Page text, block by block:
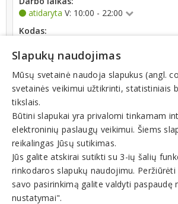
atidaryta V: 10:00 - 22:00
Kodas:
Registracijos data:
2011-03-18
Apyvarta:
0 € (2021 m.)
Veiklos sritys
Kavinės, barai, restoranai
Slapukų naudojimas
Mūsų svetainė naudoja slapukus (angl.
svetainės veikimui užtikrinti, statistiniais
tikslais.
Būtini slapukai yra privalomi tinkamam
elektroninių paslaugų veikimui. Šiems
reikalingas Jūsų sutikimas.
Jūs galite atskirai sutikti su 3-ių šalių
rinkodaros slapukų naudojimu.
savo pasirinkimą galite valdyti paspaudę
nustatymai".